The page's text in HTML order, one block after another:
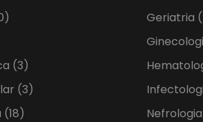
(3)
(3)
(18)
Geriatria